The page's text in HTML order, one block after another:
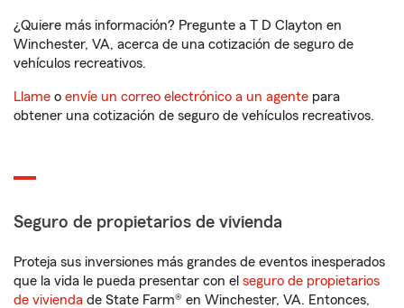
¿Quiere más información? Pregunte a T D Clayton en
Winchester, VA, acerca de una cotización de seguro de
vehículos recreativos.
Llame o envíe un correo electrónico a un agente para
obtener una cotización de seguro de vehículos recreativos.
Seguro de propietarios de vivienda
Proteja sus inversiones más grandes de eventos inesperados
que la vida le pueda presentar con el seguro de propietarios
de vivienda de State Farm® en Winchester, VA. Entonces,